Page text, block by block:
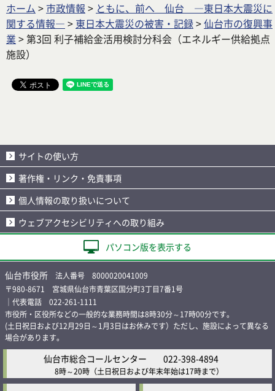
ホーム >市政情報 > ともに、前へ 仙台 ―東日本大震災に
関する情報― > 東日本大震災の被害・記録>仙台市の復興事
業 > 第3回 利子補給金活用検討分科会（エネルギー供給拠点
施設）
サイトの使い方
著作権・リンク・免責事項
個人情報の取り扱いについて
ウェブアクセシビリティへの取り組み
パソコン版を表示する
仙台市役所 法人番号 8000020041009
〒980-8671 宮城県仙台市青葉区国分町3丁目7番1号
｜代表電話 022-261-1111
市役所・区役所などの一般的な業務時間は8時30分～17時00分です。
(土日祝日および12月29日～1月3日はお休みです）ただし、施設によって異なる
場合があります。
仙台市総合コールセンター 022-398-4894
8時～20時 （土日祝日および年末年始は17時まで）